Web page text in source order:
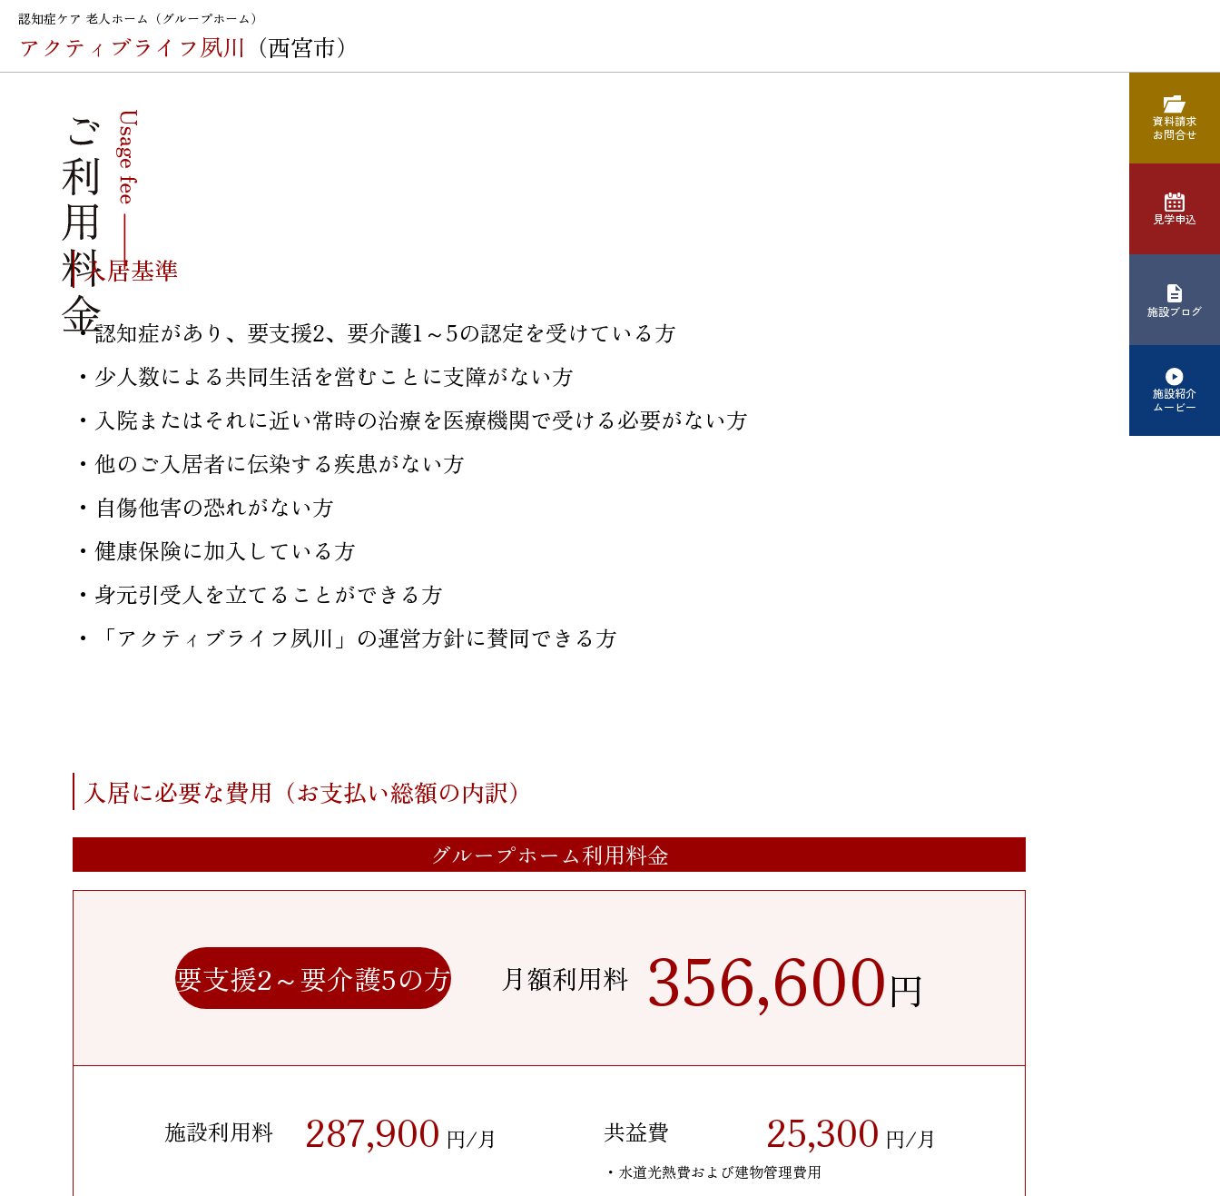
認知症ケア 老人ホーム（グループホーム）
アクティブライフ夙川 （西宮市）
資料請求
お問合せ
見学申込
施設ブログ
施設紹介
ムービー
入居基準
・認知症があり、要支援2、要介護1～5の認定を受けている方
・少人数による共同生活を営むことに支障がない方
・入院またはそれに近い常時の治療を医療機関で受ける必要がない方
・他のご入居者に伝染する疾患がない方
・自傷他害の恐れがない方
・健康保険に加入している方
・身元引受人を立てることができる方
・「アクティブライフ夙川」の運営方針に賛同できる方
入居に必要な費用（お支払い総額の内訳）
グループホーム利用料金
要支援2～要介護5の方 月額利用料 356,600円
施設利用料 287,900 円/月 共益費 25,300 円/月
・水道光熱費および建物管理費用